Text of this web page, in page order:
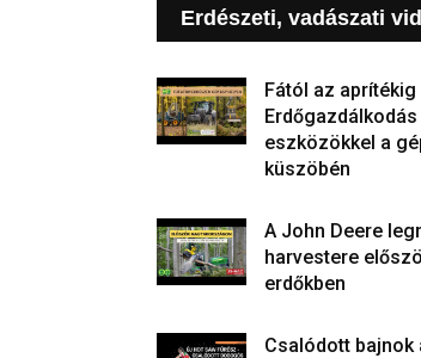
Erdészeti, vadászati
Fától az aprítékig
eszközökkel a
küszöbén
A John Deere
harvestere
erdőkben
Csalódott bajnok